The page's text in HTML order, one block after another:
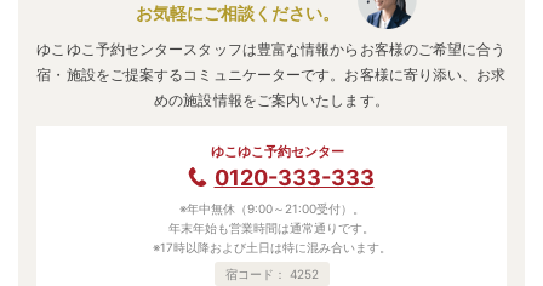
お気軽にご相談ください。
ゆこゆこ予約センタースタッフは豊富な情報からお客様のご希望に合う
宿・施設をご提案するコミュニケーターです。お客様に寄り添い、お求
めの施設情報をご案内いたします。
ゆこゆこ予約センター
0120-333-333
※年中無休（9:00～21:00受付）。
年末年始も営業時間は通常通りです。
※17時以降および土日は特に混み合います。
宿コード： 4252